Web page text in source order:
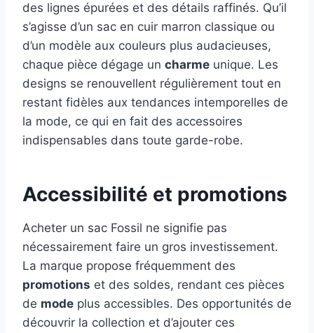
des lignes épurées et des détails raffinés. Qu’il
s’agisse d’un sac en cuir marron classique ou
d’un modèle aux couleurs plus audacieuses,
chaque pièce dégage un charme unique. Les
designs se renouvellent régulièrement tout en
restant fidèles aux tendances intemporelles de
la mode, ce qui en fait des accessoires
indispensables dans toute garde-robe.
Accessibilité et promotions
Acheter un sac Fossil ne signifie pas
nécessairement faire un gros investissement.
La marque propose fréquemment des
promotions et des soldes, rendant ces pièces
de mode plus accessibles. Des opportunités de
découvrir la collection et d’ajouter ces